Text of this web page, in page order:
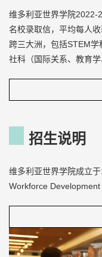
维多利亚世界学院2022-
名校录取信，平均每人
跨三大洲，包括STEM
社科（国际关系、教育学
招生说明
维多利亚世界学院成立
Workforce Development